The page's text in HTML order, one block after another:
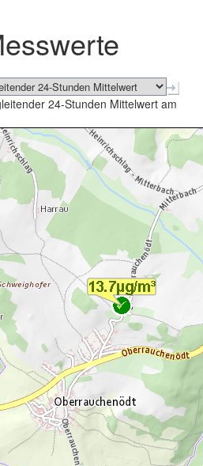
schließen
24-Stunden Mittelwert am